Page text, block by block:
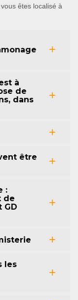
êtes localisé à
à
de
dans
être
:
de
GD
les